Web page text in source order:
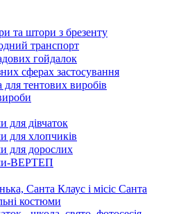
та штори з брезенту
транспорт
гойдалок
сферах застосування
тентових виробів
для дівчаток
для хлопчиків
для дорослих
ВЕРТЕП
Санта Клаус і місіс Санта
костюми